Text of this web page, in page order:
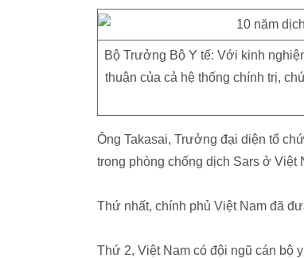
Bộ Trưởng Bộ Y tế: Với kinh
thuận của cả hệ thống chính trị,
Ông Takasai, Trưởng đại diện tổ
trong phòng chống dịch Sars ở Việt
Thứ nhất, chính phủ Việt Nam đã
Thứ 2, Việt Nam có đội ngũ cán bộ